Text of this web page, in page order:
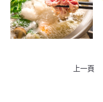
上一頁